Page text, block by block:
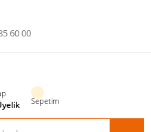
60 00
Sepetim